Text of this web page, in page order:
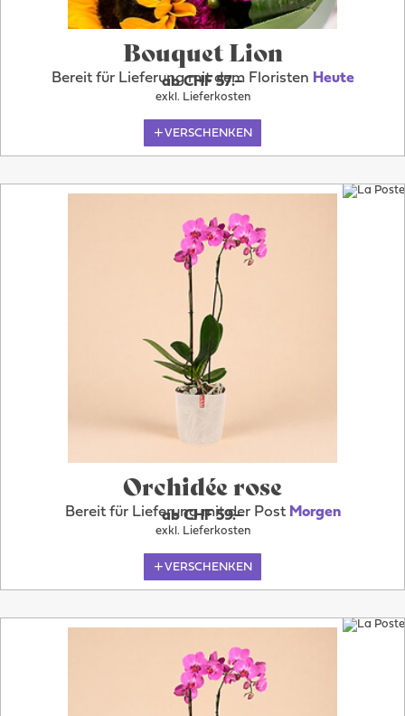
Bouquet Lion
Bereit für Lieferung mit dem Floristen Heute
ab CHF 57.–
exkl. Lieferkosten
VERSCHENKEN
Orchidée rose
Bereit für Lieferung mit der Post Morgen
ab CHF 59.–
exkl. Lieferkosten
VERSCHENKEN